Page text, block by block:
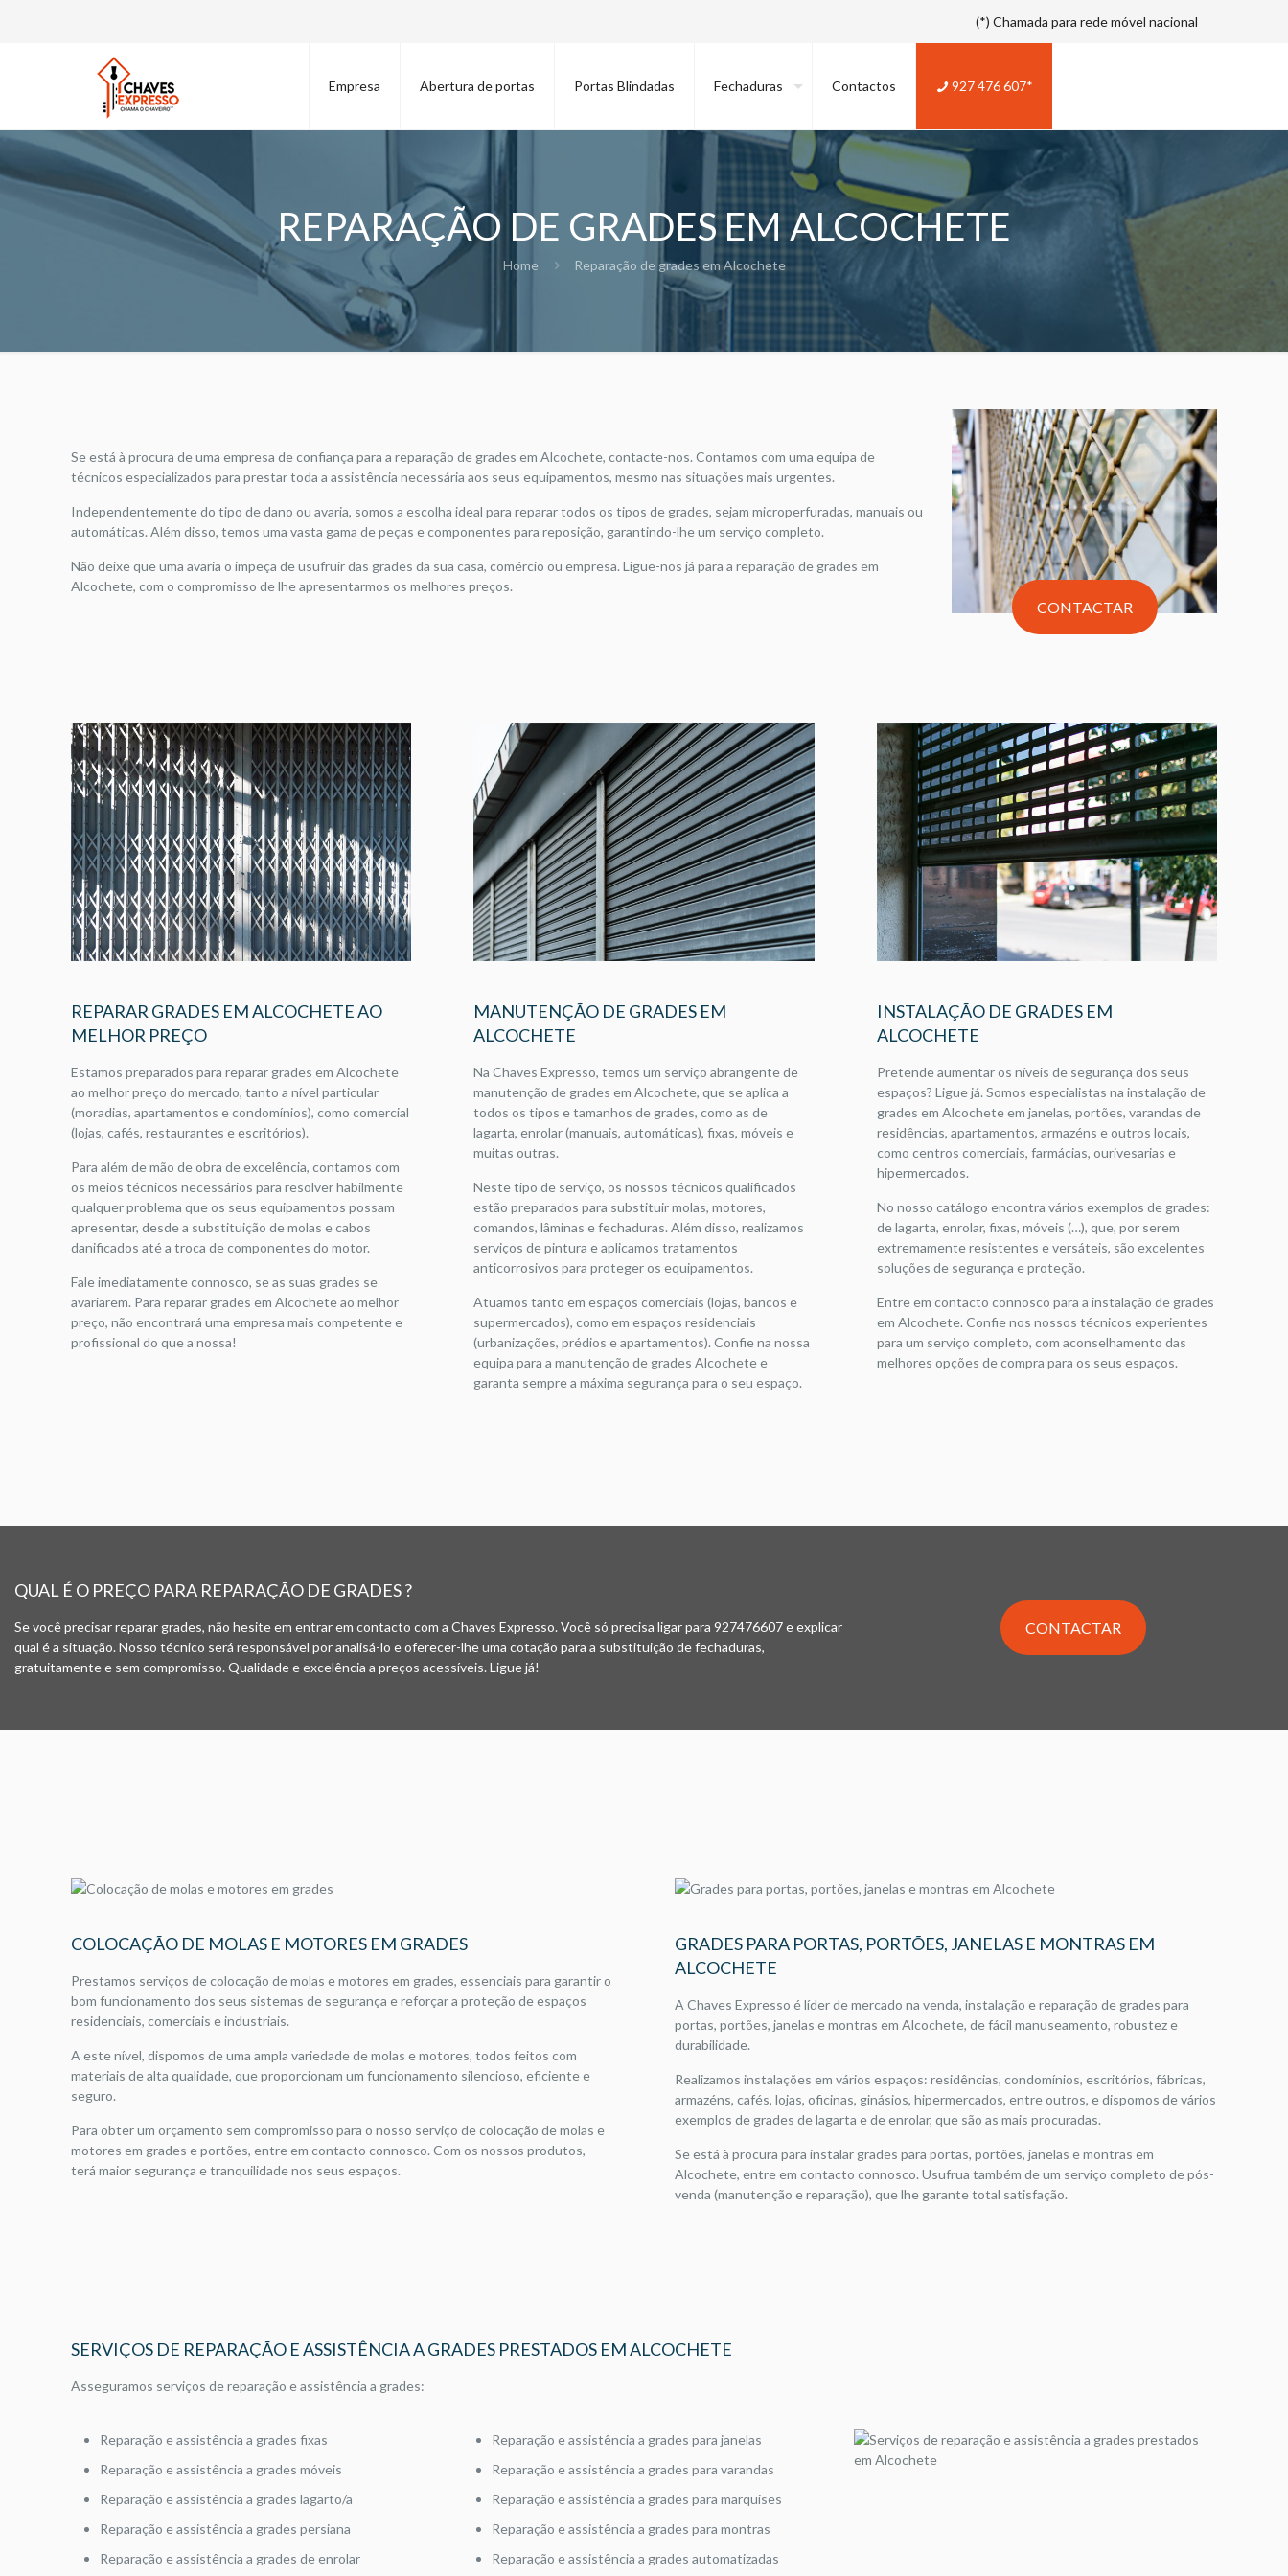
(*) Chamada para rede móvel nacional
Empresa Abertura de portas Portas Blindadas Fechaduras Contactos 927 476 607*
REPARAÇÃO DE GRADES EM ALCOCHETE
Home Reparação de grades em Alcochete
Se está à procura de uma empresa de confiança para a reparação de grades em Alcochete, contacte-nos. Contamos com uma equipa de
técnicos especializados para prestar toda a assistência necessária aos seus equipamentos, mesmo nas situações mais urgentes.
Independentemente do tipo de dano ou avaria, somos a escolha ideal para reparar todos os tipos de grades, sejam microperfuradas, manuais ou
automáticas. Além disso, temos uma vasta gama de peças e componentes para reposição, garantindo-lhe um serviço completo.
Não deixe que uma avaria o impeça de usufruir das grades da sua casa, comércio ou empresa. Ligue-nos já para a reparação de grades em
Alcochete, com o compromisso de lhe apresentarmos os melhores preços.
CONTACTAR
REPARAR GRADES EM ALCOCHETE AO
MELHOR PREÇO
Estamos preparados para reparar grades em Alcochete
ao melhor preço do mercado, tanto a nível particular
(moradias, apartamentos e condomínios), como comercial
(lojas, cafés, restaurantes e escritórios).
Para além de mão de obra de excelência, contamos com
os meios técnicos necessários para resolver habilmente
qualquer problema que os seus equipamentos possam
apresentar, desde a substituição de molas e cabos
danificados até a troca de componentes do motor.
Fale imediatamente connosco, se as suas grades se
avariarem. Para reparar grades em Alcochete ao melhor
preço, não encontrará uma empresa mais competente e
profissional do que a nossa!
MANUTENÇÃO DE GRADES EM
ALCOCHETE
Na Chaves Expresso, temos um serviço abrangente de
manutenção de grades em Alcochete, que se aplica a
todos os tipos e tamanhos de grades, como as de
lagarta, enrolar (manuais, automáticas), fixas, móveis e
muitas outras.
Neste tipo de serviço, os nossos técnicos qualificados
estão preparados para substituir molas, motores,
comandos, lâminas e fechaduras. Além disso, realizamos
serviços de pintura e aplicamos tratamentos
anticorrosivos para proteger os equipamentos.
Atuamos tanto em espaços comerciais (lojas, bancos e
supermercados), como em espaços residenciais
(urbanizações, prédios e apartamentos). Confie na nossa
equipa para a manutenção de grades Alcochete e
garanta sempre a máxima segurança para o seu espaço.
INSTALAÇÃO DE GRADES EM
ALCOCHETE
Pretende aumentar os níveis de segurança dos seus
espaços? Ligue já. Somos especialistas na instalação de
grades em Alcochete em janelas, portões, varandas de
residências, apartamentos, armazéns e outros locais,
como centros comerciais, farmácias, ourivesarias e
hipermercados.
No nosso catálogo encontra vários exemplos de grades:
de lagarta, enrolar, fixas, móveis (…), que, por serem
extremamente resistentes e versáteis, são excelentes
soluções de segurança e proteção.
Entre em contacto connosco para a instalação de grades
em Alcochete. Confie nos nossos técnicos experientes
para um serviço completo, com aconselhamento das
melhores opções de compra para os seus espaços.
QUAL É O PREÇO PARA REPARAÇÃO DE GRADES ?
Se você precisar reparar grades, não hesite em entrar em contacto com a Chaves Expresso. Você só precisa ligar para 927476607 e explicar
qual é a situação. Nosso técnico será responsável por analisá-lo e oferecer-lhe uma cotação para a substituição de fechaduras,
gratuitamente e sem compromisso. Qualidade e excelência a preços acessíveis. Ligue já!
CONTACTAR
COLOCAÇÃO DE MOLAS E MOTORES EM GRADES
Prestamos serviços de colocação de molas e motores em grades, essenciais para garantir o
bom funcionamento dos seus sistemas de segurança e reforçar a proteção de espaços
residenciais, comerciais e industriais.
A este nível, dispomos de uma ampla variedade de molas e motores, todos feitos com
materiais de alta qualidade, que proporcionam um funcionamento silencioso, eficiente e
seguro.
Para obter um orçamento sem compromisso para o nosso serviço de colocação de molas e
motores em grades e portões, entre em contacto connosco. Com os nossos produtos,
terá maior segurança e tranquilidade nos seus espaços.
GRADES PARA PORTAS, PORTÕES, JANELAS E MONTRAS EM
ALCOCHETE
A Chaves Expresso é líder de mercado na venda, instalação e reparação de grades para
portas, portões, janelas e montras em Alcochete, de fácil manuseamento, robustez e
durabilidade.
Realizamos instalações em vários espaços: residências, condomínios, escritórios, fábricas,
armazéns, cafés, lojas, oficinas, ginásios, hipermercados, entre outros, e dispomos de vários
exemplos de grades de lagarta e de enrolar, que são as mais procuradas.
Se está à procura para instalar grades para portas, portões, janelas e montras em
Alcochete, entre em contacto connosco. Usufrua também de um serviço completo de pós-
venda (manutenção e reparação), que lhe garante total satisfação.
SERVIÇOS DE REPARAÇÃO E ASSISTÊNCIA A GRADES PRESTADOS EM ALCOCHETE
Asseguramos serviços de reparação e assistência a grades:
Reparação e assistência a grades fixas
Reparação e assistência a grades móveis
Reparação e assistência a grades lagarto/a
Reparação e assistência a grades persiana
Reparação e assistência a grades de enrolar
Reparação e assistência a grades para janelas
Reparação e assistência a grades para varandas
Reparação e assistência a grades para marquises
Reparação e assistência a grades para montras
Reparação e assistência a grades automatizadas